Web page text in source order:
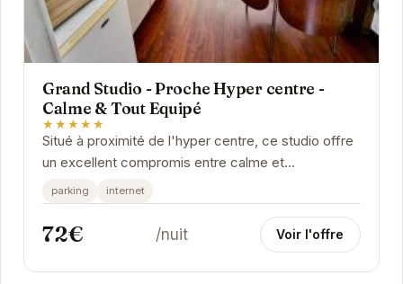
Grand Studio - Proche Hyper centre -
Calme & Tout Equipé
★★★★★
Situé à proximité de l'hyper centre, ce studio offre
un excellent compromis entre calme et
commodité. Son équipement complet assure un
séjour...
parking internet
72€ /nuit Voir l'offre